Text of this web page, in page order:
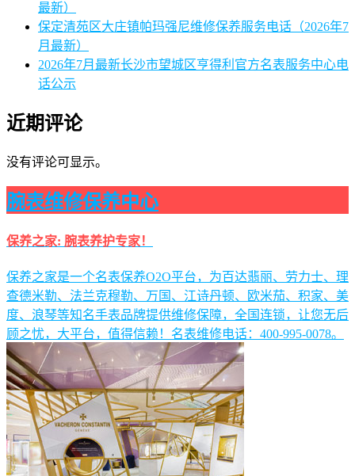
最新）
保定清苑区大庄镇帕玛强尼维修保养服务电话（2026年7
月最新）
2026年7月最新长沙市望城区亨得利官方名表服务中心电
话公示
近期评论
没有评论可显示。
腕表维修保养中心
保养之家: 腕表养护专家！
保养之家是一个名表保养O2O平台，为百达翡丽、劳力士、理
查德米勒、法兰克穆勒、万国、江诗丹顿、欧米茄、积家、美
度、浪琴等知名手表品牌提供维修保障，全国连锁，让您无后
顾之忧，大平台，值得信赖！名表维修电话：400-995-0078。